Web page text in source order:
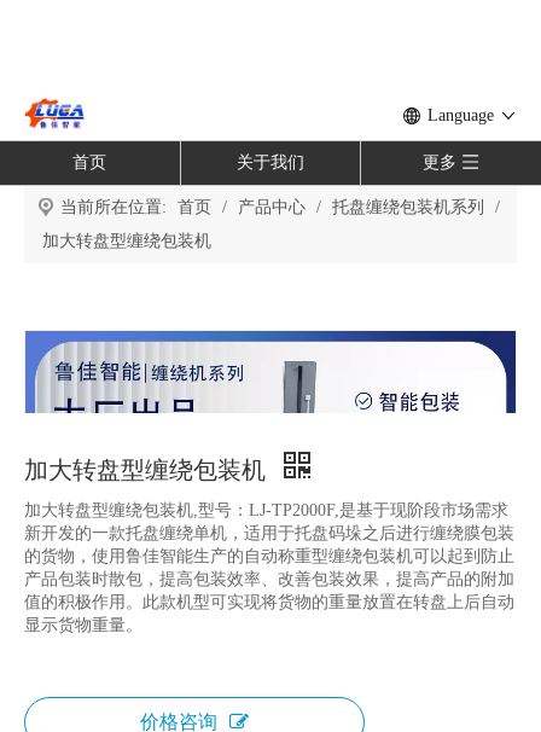
Language
首页 关于我们 更多
当前所在位置: 首页 / 产品中心 / 托盘缠绕包装机系列
/
加大转盘型缠绕包装机
加大转盘型缠绕包装机
加大转盘型缠绕包装机,型号：LJ-TP2000F,是基于现阶段市场需求
新开发的一款托盘缠绕单机，适用于托盘码垛之后进行缠绕膜包装
的货物，使用鲁佳智能生产的自动称重型缠绕包装机可以起到防止
产品包装时散包，提高包装效率、改善包装效果，提高产品的附加
值的积极作用。此款机型可实现将货物的重量放置在转盘上后自动
显示货物重量。
价格咨询